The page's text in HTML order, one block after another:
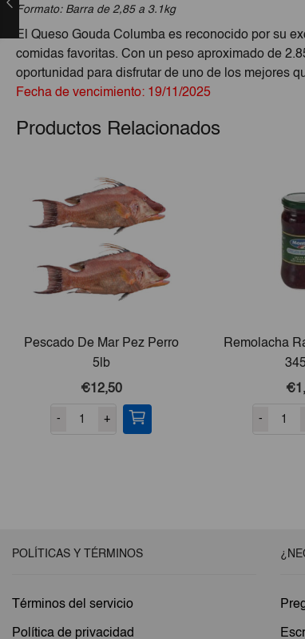
Formato: Barra de 2,85 a 3.1kg
El Queso Gouda Columba es reconocido por su
comidas favoritas. Con un peso aproximado de
oportunidad para disfrutar de uno de los mejores
Fecha de vencimiento: 19/11/2025
Productos Relacionados
Pescado De Mar Pez Perro
5lb
€12,50
- +
Remolacha
-
POLÍTICAS Y TÉRMINOS
Términos del servicio
Política de privacidad